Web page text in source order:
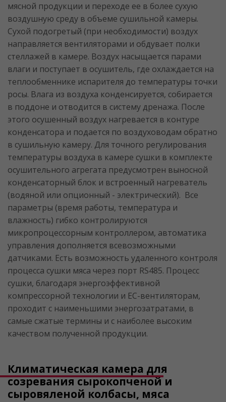
мясной продукции и переходе ее в более сухую
воздушную среду в объеме сушильной камеры.
Сухой подогретый (при необходимости) воздух
направляется вентиляторами и обдувает полки
стеллажей в камере. Воздух насыщается парами
влаги и поступает в осушитель, где охлаждается на
теплообменнике испарителя до температуры точки
росы. Влага из воздуха конденсируется, собирается
в поддоне и отводится в систему дренажа. После
этого осушенный воздух нагревается в контуре
конденсатора и подается по воздуховодам обратно
в сушильную камеру. Для точного регулирования
температуры воздуха в камере сушки в комплекте
осушительного агрегата предусмотрен выносной
конденсаторный блок и встроенный нагреватель
(водяной или опционный - электрический). Все
параметры (время работы, температура и
влажность) гибко контролируются
микропроцессорным контроллером, автоматика
управления дополняется всевозможными
датчиками. Есть возможность удаленного контроля
процесса сушки мяса через порт RS485. Процесс
сушки, благодаря энергоэффективной
компрессорной технологии и ЕС-вентиляторам,
проходит с наименьшими энергозатратами, в
самые сжатые термины и с наиболее высоким
качеством полученной продукции.
Климатическая камера для
созревания сырокопченой и
сыровяленой колбасы, мяса